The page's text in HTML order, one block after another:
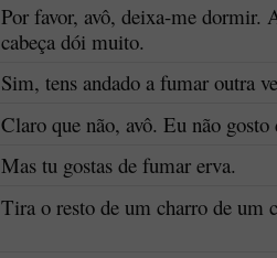
Por favor, avô, deixa-me dormir.
cabeça dói muito.
Sim, tens andado a fumar outra
Claro que não, avô. Eu não gosto
Mas tu gostas de fumar erva.
Tira o resto de um charro de um